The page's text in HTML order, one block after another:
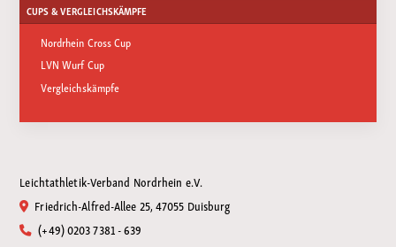
CUPS & VERGLEICHSKÄMPFE
Nordrhein Cross Cup
LVN Wurf Cup
Vergleichskämpfe
Leichtathletik-Verband Nordrhein e.V.
Friedrich-Alfred-Allee 25, 47055 Duisburg
(+49) 0203 7381 - 639